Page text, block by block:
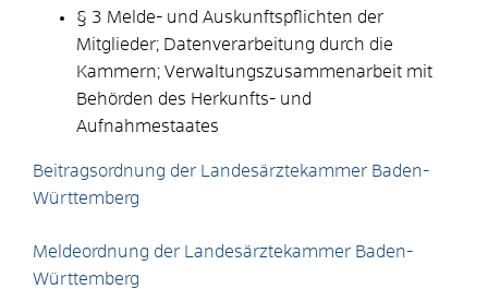
§ 3 Melde- und Auskunftspflichten der
Mitglieder; Datenverarbeitung durch die
Kammern; Verwaltungszusammenarbeit mit
Behörden des Herkunfts- und
Aufnahmestaates
Beitragsordnung der Landesärztekammer Baden-
Württemberg
Meldeordnung der Landesärztekammer Baden-
Württemberg